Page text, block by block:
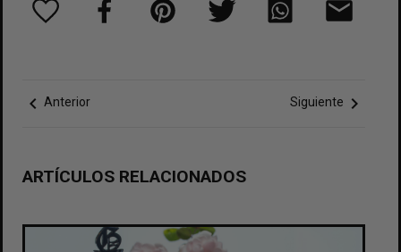
chevron_left Anterior Siguiente chevron_right
ARTÍCULOS RELACIONADOS